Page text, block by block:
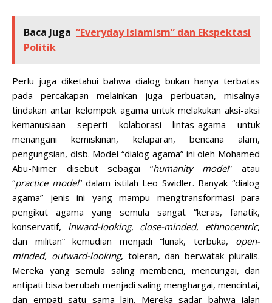
Baca Juga “Everyday Islamism” dan Ekspektasi
Politik
Perlu juga diketahui bahwa dialog bukan hanya terbatas
pada percakapan melainkan juga perbuatan, misalnya
tindakan antar kelompok agama untuk melakukan aksi-aksi
kemanusiaan seperti kolaborasi lintas-agama untuk
menangani kemiskinan, kelaparan, bencana alam,
pengungsian, dlsb. Model “dialog agama” ini oleh Mohamed
Abu-Nimer disebut sebagai “humanity model” atau
“practice model” dalam istilah Leo Swidler. Banyak “dialog
agama” jenis ini yang mampu mengtransformasi para
pengikut agama yang semula sangat “keras, fanatik,
konservatif, inward-looking, close-minded, ethnocentric,
dan militan” kemudian menjadi “lunak, terbuka, open-
minded, outward-looking, toleran, dan berwatak pluralis.
Mereka yang semula saling membenci, mencurigai, dan
antipati bisa berubah menjadi saling menghargai, mencintai,
dan empati satu sama lain. Mereka sadar bahwa jalan